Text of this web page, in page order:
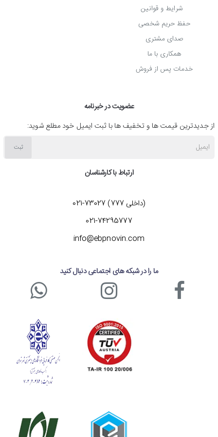
شما می توانید برای کسب اطلاعات لازم درباره فاکتورهای مهم در
شرایط و قوانین
حفظ حریم شخصی
صدای مشتری
همکاری با ما
خدمات پس از فروش
عضویت در خبرنامه
از جدیدترین قیمت ها و تخفیف ها با ثبت ایمیل خود مطلع شوید:
ایمیل ثبت
ارتباط با کارشناسان
(داخلی 777) 73027-021
021-74295777
info@ebpnovin.com
ما را در شبکه های اجتماعی دنبال کنید